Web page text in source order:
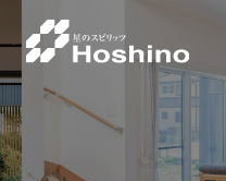
トップページ
ブランド